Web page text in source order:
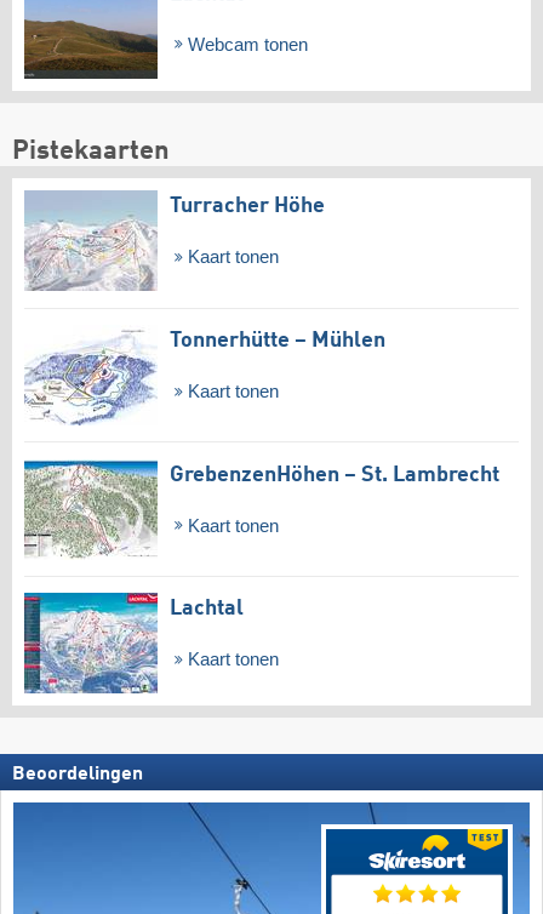
Webcam tonen
Pistekaarten
Turracher Höhe
Kaart tonen
Tonnerhütte – Mühlen
Kaart tonen
GrebenzenHöhen – St. Lambrecht
Kaart tonen
Lachtal
Kaart tonen
Beoordelingen